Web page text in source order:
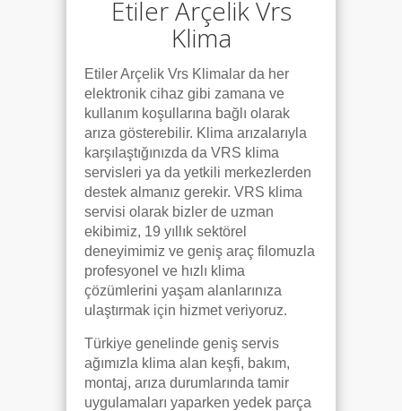
Etiler Arçelik Vrs
Klima
Etiler Arçelik Vrs Klimalar da her
elektronik cihaz gibi zamana ve
kullanım koşullarına bağlı olarak
arıza gösterebilir. Klima arızalarıyla
karşılaştığınızda da VRS klima
servisleri ya da yetkili merkezlerden
destek almanız gerekir. VRS klima
servisi olarak bizler de uzman
ekibimiz, 19 yıllık sektörel
deneyimimiz ve geniş araç filomuzla
profesyonel ve hızlı klima
çözümlerini yaşam alanlarınıza
ulaştırmak için hizmet veriyoruz.
Türkiye genelinde geniş servis
ağımızla klima alan keşfi, bakım,
montaj, arıza durumlarında tamir
uygulamaları yaparken yedek parça